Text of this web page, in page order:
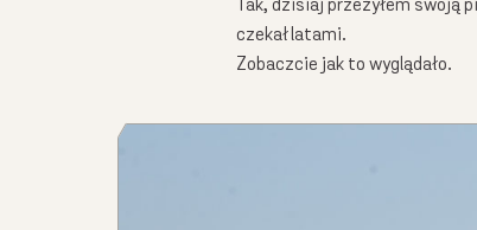
Tak, dzisiaj przeżyłem swoją
czekał latami.
Zobaczcie jak to wyglądało.